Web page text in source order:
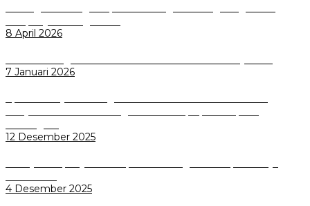
8 April 2026
7 Januari 2026
12 Desember 2025
4 Desember 2025